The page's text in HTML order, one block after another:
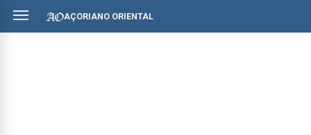
AÇORIANO ORIENTAL